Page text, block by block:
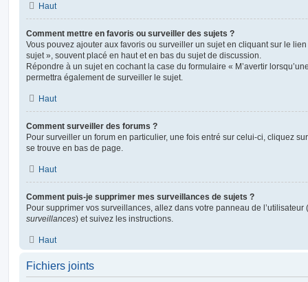
Haut
Comment mettre en favoris ou surveiller des sujets ?
Vous pouvez ajouter aux favoris ou surveiller un sujet en cliquant sur le
sujet », souvent placé en haut et en bas du sujet de discussion.
Répondre à un sujet en cochant la case du formulaire « M’avertir
permettra également de surveiller le sujet.
Haut
Comment surveiller des forums ?
Pour surveiller un forum en particulier, une fois entré sur celui-ci, cliquez
se trouve en bas de page.
Haut
Comment puis-je supprimer mes surveillances de sujets ?
Pour supprimer vos surveillances, allez dans votre panneau de l’utilisateur
surveillances) et suivez les instructions.
Haut
Fichiers joints